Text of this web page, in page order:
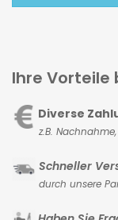
Ihre Vorteile
Diverse
z.B.
Schneller
durch unsere